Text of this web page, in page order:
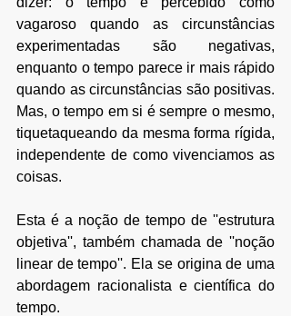
vagaroso quando as circunstâncias
experimentadas são negativas,
enquanto o tempo parece ir mais rápido
quando as circunstâncias são positivas.
Mas, o tempo em si é sempre o mesmo,
tiquetaqueando da mesma forma rígida,
independente de como vivenciamos as
coisas.
Esta é a noção de tempo de ''estrutura
objetiva'', também chamada de ''noção
linear de tempo''. Ela se origina de uma
abordagem racionalista e científica do
tempo.